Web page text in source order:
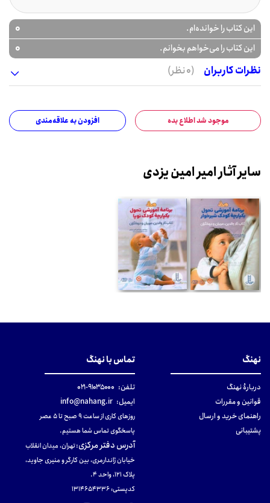
این کتاب را خوانده‌ام. 0
این کتاب را می‌خواهم بخوانم.
0
نظرات کاربران
(0 نظر)
موجود شد اطلاع بده افزودن به علاقه‌مندی
سایر آثار امیر امین یزدی
نهنگ
دربارهٔ نهنگ
قوانین و مقررات
راهنمای خرید و ارسال
پشتیبانی
تماس با نهنگ
تلفن: ۹۱۰۳۵۰۰۰-۰۲۱
ایمیل: info@nahang.ir
روزهای کاری از ساعت ۹ صبح تا ۵ عصر
پاسخگوی تماس شما هستیم.
آدرس دفتر مرکزی:تهران، میدان انقلاب
خیابان ژاندارمری، بین کارگر و منیری جاوید،
پلاک 121، واحد ۴.
کدپستی: 131465433۶